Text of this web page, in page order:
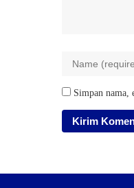
Simpan nama,